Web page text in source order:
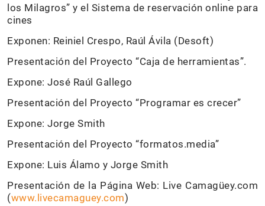
los Milagros” y el Sistema de reservación online para
cines
Exponen: Reiniel Crespo, Raúl Ávila (Desoft)
Presentación del Proyecto “Caja de herramientas”.
Expone: José Raúl Gallego
Presentación del Proyecto “Programar es crecer”
Expone: Jorge Smith
Presentación del Proyecto “formatos.media”
Expone: Luis Álamo y Jorge Smith
Presentación de la Página Web: Live Camagüey.com
(www.livecamaguey.com)